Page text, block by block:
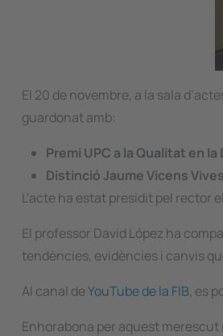
El 20 de novembre, a la sala
guardonat amb:
Premi UPC a la Qualitat en
Distinció Jaume Vicens
L'acte ha estat presidit pel rector el
El professor David López ha
tendències, evidències i canvis
Al canal deYouTube de la FIB, es
Enhorabona per aquest